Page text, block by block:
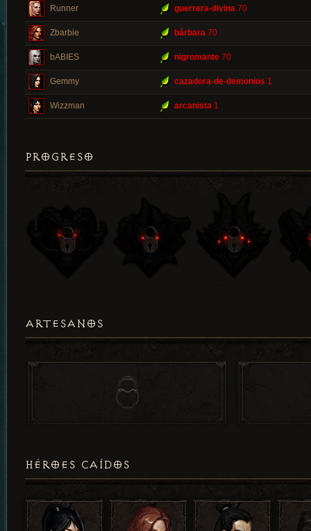
Runner guerrera-divina 70
Zbarbie bárbara 70
bABIES nigromante 70
Gemmy cazadora-de-demonios 1
Wizzman arcanista 1
PROGRESO
ARTESANOS
HÉROES CAÍDOS